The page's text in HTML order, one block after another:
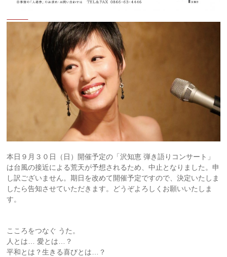
本日９月３０日（日）開催予定の「沢知恵 弾き語りコンサート」
は台風の接近による荒天が予想されるため、中止となりました。申
し訳ございません。期日を改めて開催予定ですので、決定いたしま
したら告知させていただきます。どうぞよろしくお願いいたしま
す。
こころをつなぐ うた。
人とは… 愛とは…？
平和とは？生きる喜びとは…？